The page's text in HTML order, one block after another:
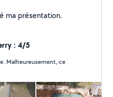
Je n'ai pas encore renseigné ma présentation.
: 4/5